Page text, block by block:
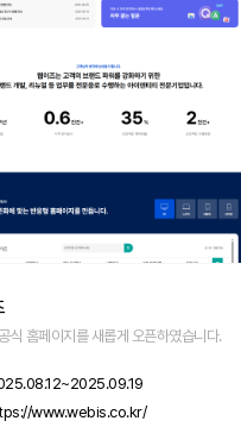
내 홈페이지
식 홈페이지를 새롭게 오픈하였습니다.
www.webis.co.kr/